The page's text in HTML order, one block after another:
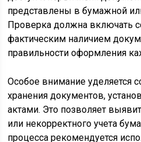
представлены в бумажной
Проверка должна включать
фактическим наличием
правильности оформления
Особое внимание уделяется
хранения документов,
актами. Это позволяет
или некорректного учета
процесса рекомендуется